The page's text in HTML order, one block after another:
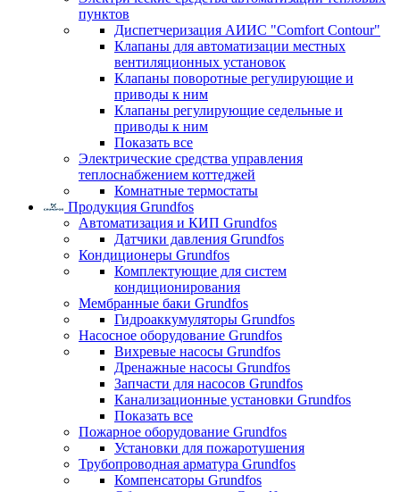
пунктов
Диспетчеризация АИИС "Comfort Contour"
Клапаны для автоматизации местных
вентиляционных установок
Клапаны поворотные регулирующие и
приводы к ним
Клапаны регулирующие седельные и
приводы к ним
Показать все
Электрические средства управления
теплоснабжением коттеджей
Комнатные термостаты
Продукция Grundfos
Автоматизация и КИП Grundfos
Датчики давления Grundfos
Кондиционеры Grundfos
Комплектующие для систем
кондиционирования
Мембранные баки Grundfos
Гидроаккумуляторы Grundfos
Насосное оборудование Grundfos
Вихревые насосы Grundfos
Дренажные насосы Grundfos
Запчасти для насосов Grundfos
Канализационные установки Grundfos
Показать все
Пожарное оборудование Grundfos
Установки для пожаротушения
Трубопроводная арматура Grundfos
Компенсаторы Grundfos